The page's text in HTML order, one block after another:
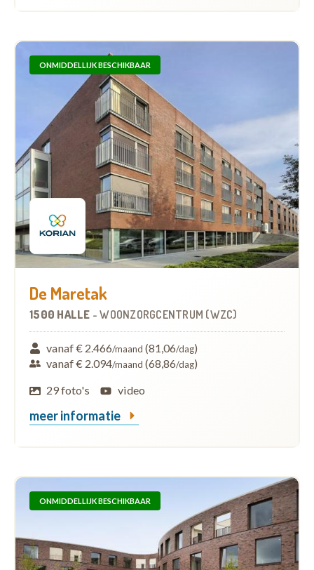
ONMIDDELLIJK BESCHIKBAAR
De Maretak
1500 HALLE -WOONZORGCENTRUM (WZC)
vanaf € 2.466/maand (81,06/dag)
vanaf € 2.094/maand (68,86/dag)
29 foto's
video
meer informatie
ONMIDDELLIJK BESCHIKBAAR